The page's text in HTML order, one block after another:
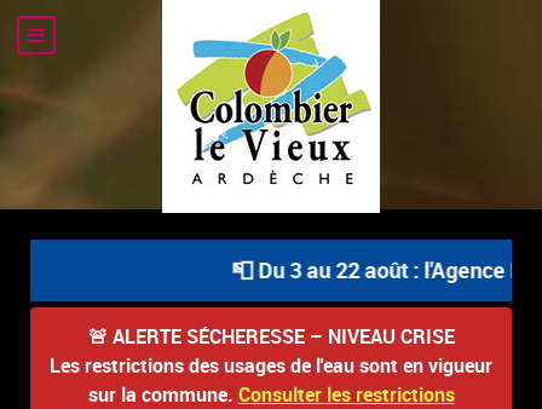
📮 Du 3 au 22 août : l'Agence
🚨 ALERTE SÉCHERESSE – NIVEAU CRISE
Les restrictions des usages de l'eau sont en vigueur
sur la commune. Consulter les restrictions